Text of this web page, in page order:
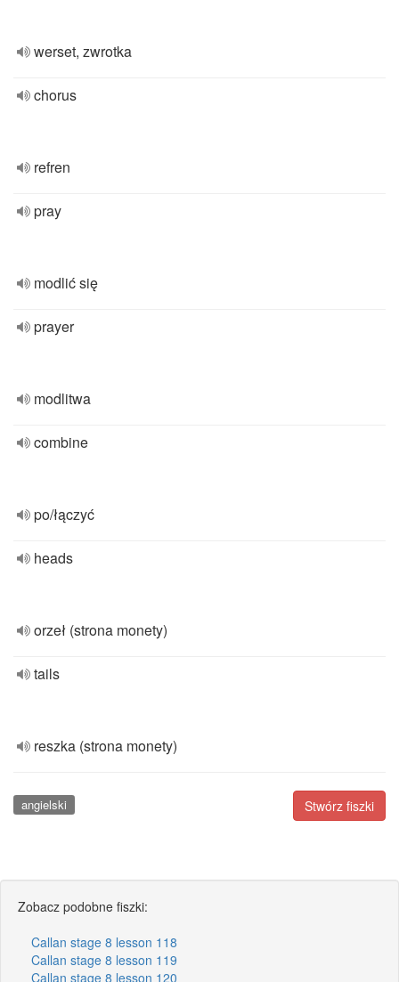
werset, zwrotka
chorus
refren
pray
modlić się
prayer
modlitwa
combine
po/łączyć
heads
orzeł (strona monety)
tails
reszka (strona monety)
Stwórz fiszki
angielski
Zobacz podobne fiszki:
Callan stage 8 lesson 118
Callan stage 8 lesson 119
Callan stage 8 lesson 120